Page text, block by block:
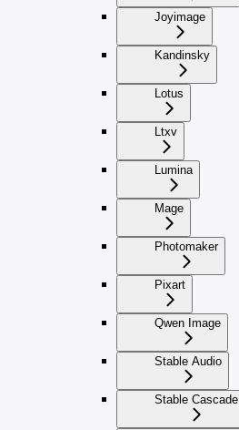
Joyimage
Kandinsky
Lotus
Ltxv
Lumina
Mage
Photomaker
Pixart
Qwen Image
Stable Audio
Stable Cascade